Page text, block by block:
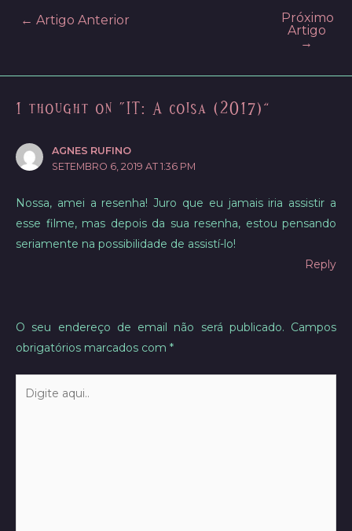
Post← Artigo Anterior
Próximo
Artigo
→
1 thought on “IT: A coisa (2017)”
AGNES RUFINO
SETEMBRO 6, 2019 AT 1:36 PM
Nossa, amei a resenha! Juro que eu jamais iria assistir a
esse filme, mas depois da sua resenha, estou pensando
seriamente na possibilidade de assistí-lo!
Reply
O seu endereço de email não será publicado. Campos
obrigatórios marcados com *
aqui..